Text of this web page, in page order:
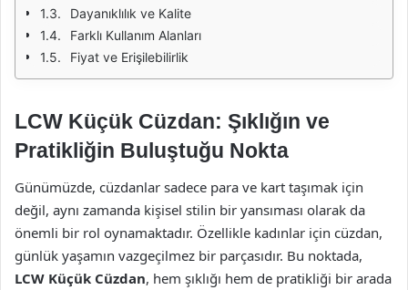
Dayanıklılık ve Kalite
Farklı Kullanım Alanları
Fiyat ve Erişilebilirlik
LCW Küçük Cüzdan: Şıklığın ve
Pratikliğin Buluştuğu Nokta
Günümüzde, cüzdanlar sadece para ve kart taşımak için
değil, aynı zamanda kişisel stilin bir yansıması olarak da
önemli bir rol oynamaktadır. Özellikle kadınlar için cüzdan,
günlük yaşamın vazgeçilmez bir parçasıdır. Bu noktada,
LCW Küçük Cüzdan, hem şıklığı hem de pratikliği bir arada